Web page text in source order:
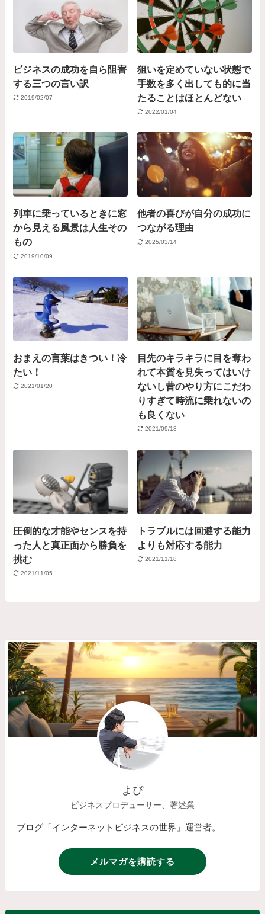
ビジネスの成功を自ら阻害
する三つの言い訳
2019/02/07
狙いを定めていない状態で
手数を多く出しても的に当
たることはほとんどない
2022/01/04
列車に乗っているときに窓
から見える風景は人生その
もの
2019/10/09
他者の喜びが自分の成功に
つながる理由
2025/03/14
おまえの言葉はきつい！冷
たい！
2021/01/20
目先のキラキラに目を奪わ
れて本質を見失ってはいけ
ないし昔のやり方にこだわ
りすぎて時流に乗れないの
も良くない
2021/09/18
圧倒的な才能やセンスを持
った人と真正面から勝負を
挑む
2021/11/05
トラブルには回避する能力
よりも対応する能力
2021/11/18
よぴ
ビジネスプロデューサー、著述業
ブログ「インターネットビジネスの世界」運営者。
メルマガを購読する